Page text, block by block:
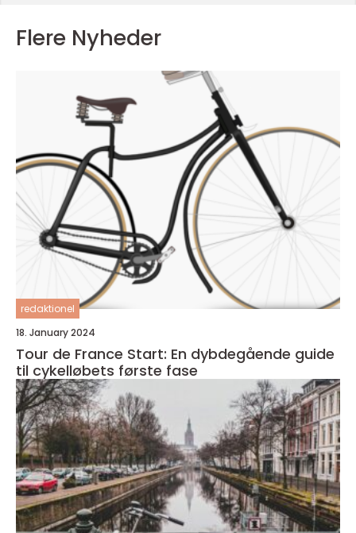
Flere Nyheder
redaktionel
18. January 2024
Tour de France Start: En dybdegående guide
til cykelløbets første fase